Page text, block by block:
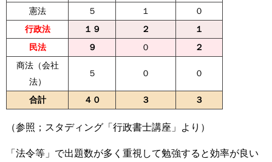
憲法
５ １
０
行政法
１９ ２
１
民法
９ ０
２
商法（会社
法）
５ ０ ０
合計 ４０ ３ ３
（参照；スタディング「行政書士講座」より）
「法令等」で出題数が多く重視して勉強すると効率が良い